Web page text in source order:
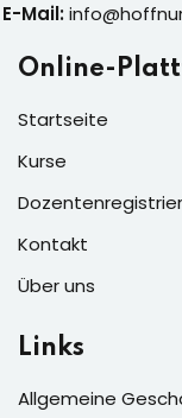
E-Mail:
Online-
Startseite
Kurse
Kontakt
Über uns
Links
Allgemeine